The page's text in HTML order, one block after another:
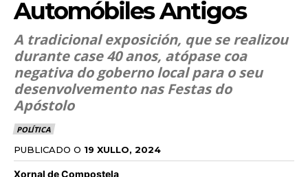
Automóbiles Antigos
A tradicional exposición, que se realizou
durante case 40 anos, atópase coa
negativa do goberno local para o seu
desenvolvemento nas Festas do
Apóstolo
POLÍTICA
PUBLICADO O 19 XULLO, 2024
Xornal de Compostela